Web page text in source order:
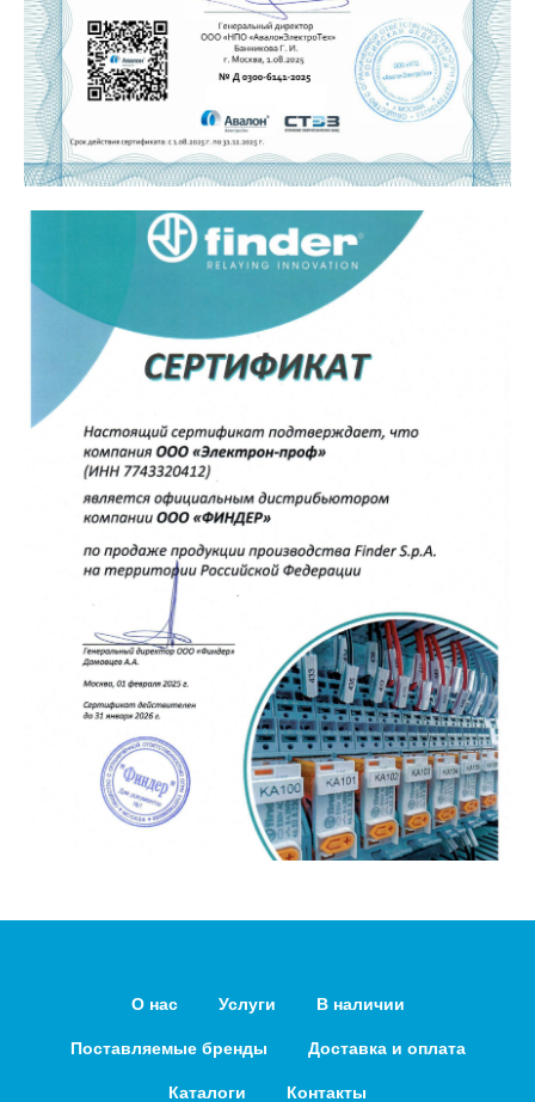
О нас Услуги В наличии
Поставляемые бренды Доставка и оплата
Каталоги Контакты